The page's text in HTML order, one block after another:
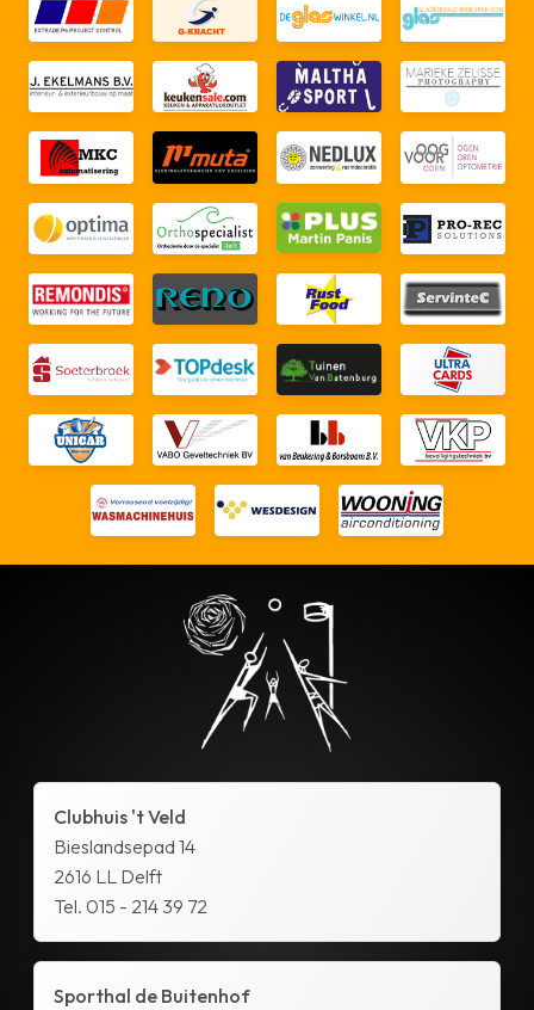
Clubhuis 't Veld
Bieslandsepad 14
2616 LL Delft
Tel. 015 - 214 39 72
Sporthal de Buitenhof